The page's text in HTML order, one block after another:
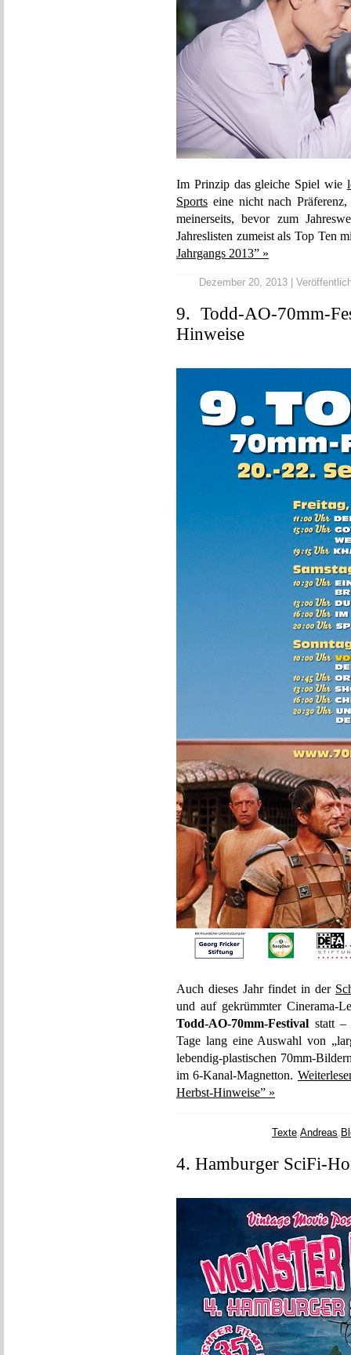
Im Prinzip das gleiche Spiel wie
Sports eine nicht nach
meinerseits, bevor zum
Jahreslisten zumeist als Top Ten
Jahrgangs 2013” »
Dezember 20, 2013 |
9. Todd-AO-70mm-
Hinweise
Auch dieses Jahr findet in der
und auf gekrümmter Cinerama-
Todd-AO-70mm-Festival statt –
Tage lang eine Auswahl von
lebendig-plastischen 70mm-
im 6-Kanal-Magnetton.
Herbst-Hinweise” »
Texte,Andreas,
4. Hamburger SciFi-